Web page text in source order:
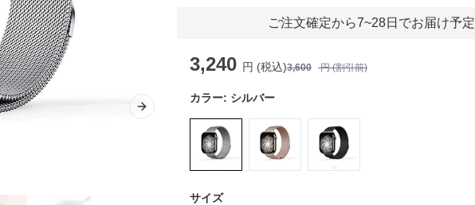
Next slide
ご注文確定から7~28日でお届け予定
3,240 円 (税込)3,600 円 (割引前)
カラー: シルバー
サイズ